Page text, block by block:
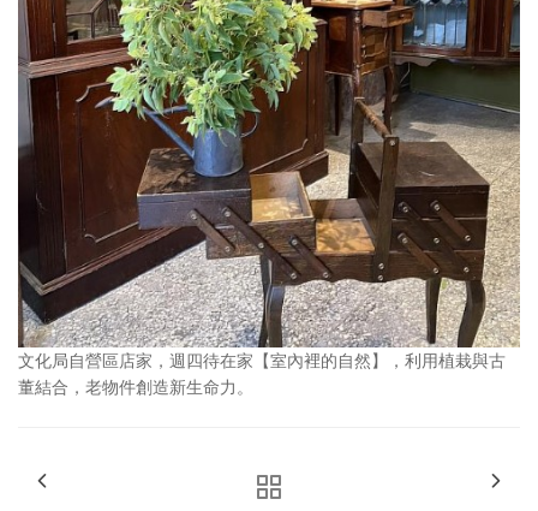
文化局自營區店家，週四待在家【室內裡的自然】，利用植栽與古
董結合，老物件創造新生命力。